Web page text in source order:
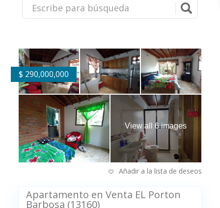
$ 290,000,000
View all 6 images
Añadir a la lista de deseos
Apartamento en Venta EL Porton
Barbosa (13160)